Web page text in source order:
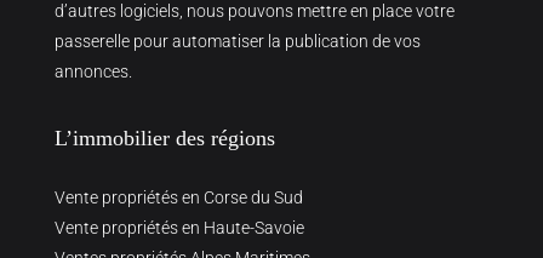
d’autres logiciels, nous pouvons mettre en place votre
passerelle pour automatiser la publication de vos
annonces.
L’immobilier des régions
Vente propriétés en Corse du Sud
Vente propriétés en Haute-Savoie